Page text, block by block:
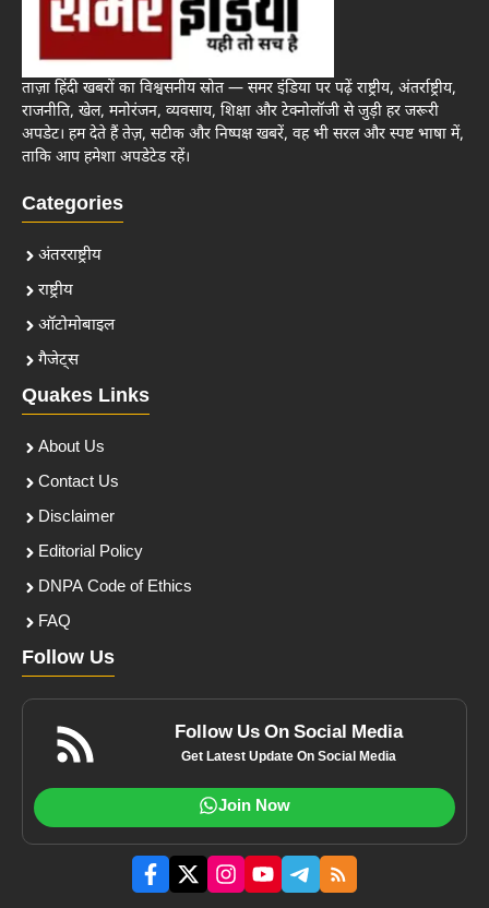
ताज़ा हिंदी खबरों का विश्वसनीय स्रोत — समर इंडिया पर पढ़ें राष्ट्रीय, अंतर्राष्ट्रीय,
राजनीति, खेल, मनोरंजन, व्यवसाय, शिक्षा और टेक्नोलॉजी से जुड़ी हर जरूरी
अपडेट। हम देते हैं तेज़, सटीक और निष्पक्ष खबरें, वह भी सरल और स्पष्ट भाषा में,
ताकि आप हमेशा अपडेटेड रहें।
Categories
अंतरराष्ट्रीय
राष्ट्रीय
ऑटोमोबाइल
गैजेट्स
Quakes Links
About Us
Contact Us
Disclaimer
Editorial Policy
DNPA Code of Ethics
FAQ
Follow Us
Follow Us On Social Media
Get Latest Update On Social Media
Join Now